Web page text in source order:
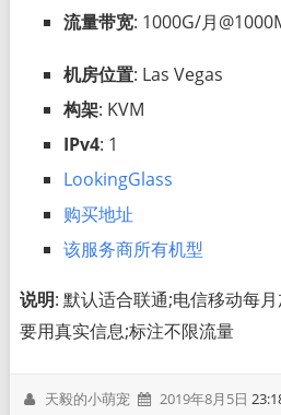
流量带宽: 1000G/月
机房位置: Las Vegas
构架: KVM
IPv4: 1
LookingGlass
购买地址
该服务商所有机型
说明: 默认适合联通;电信移动每
要用真实信息;标注不限流量
天毅的小萌宠 2019年8月5日